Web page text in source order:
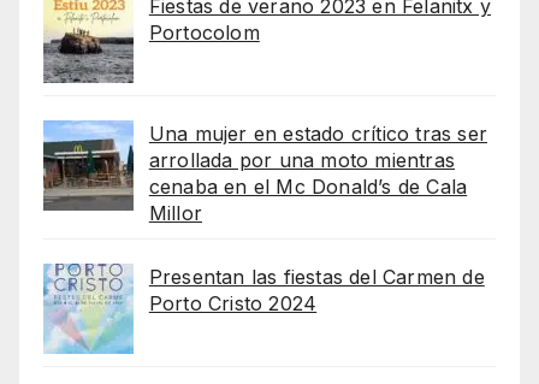
Fiestas de verano 2023 en Felanitx y
Portocolom
Una mujer en estado crítico tras ser
arrollada por una moto mientras
cenaba en el Mc Donald’s de Cala
Millor
Presentan las fiestas del Carmen de
Porto Cristo 2024